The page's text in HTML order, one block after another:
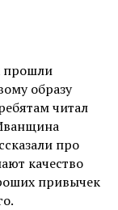
прошли
образу
читал
про
качество
привычек